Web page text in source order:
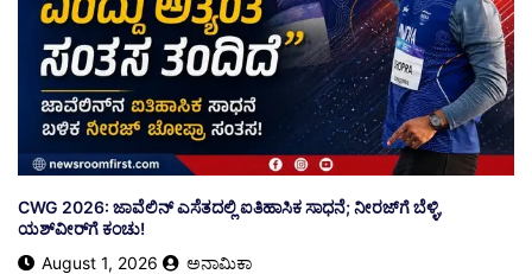
​CWG 2026: ಜಾವೆಲಿನ್ ಎಸೆತದಲ್ಲಿ ಐತಿಹಾಸಿಕ ಸಾಧನೆ; ನೀರಜ್‌ಗೆ ಬೆಳ್ಳಿ,
ಯಶ್‌ವೀರ್‌ಗೆ ಕಂಚು!
August 1, 2026
ಅನಾಮಿಕಾ